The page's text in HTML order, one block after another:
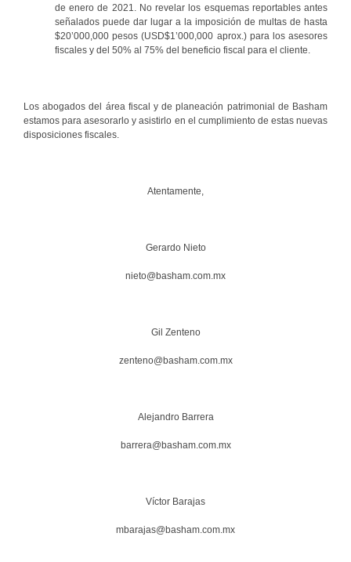
de enero de 2021. No revelar los esquemas reportables antes
señalados puede dar lugar a la imposición de multas de hasta
$20’000,000 pesos (USD$1’000,000 aprox.) para los asesores
fiscales y del 50% al 75% del beneficio fiscal para el cliente.
Los abogados del área fiscal y de planeación patrimonial de Basham
estamos para asesorarlo y asistirlo en el cumplimiento de estas nuevas
disposiciones fiscales.
Atentamente,
Gerardo Nieto
nieto@basham.com.mx
Gil Zenteno
zenteno@basham.com.mx
Alejandro Barrera
barrera@basham.com.mx
Víctor Barajas
mbarajas@basham.com.mx